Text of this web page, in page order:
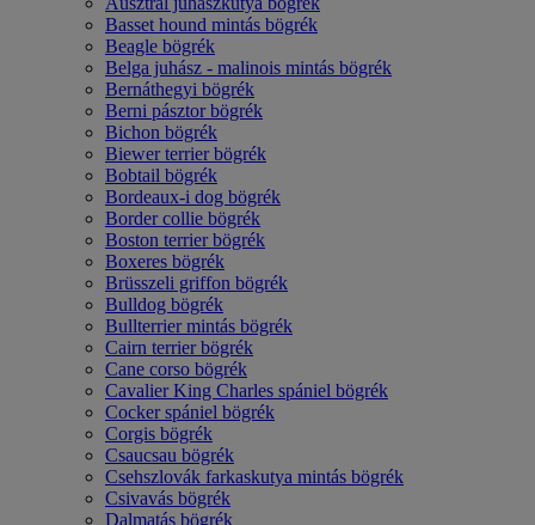
Basset hound mintás bögrék
Beagle bögrék
Belga juhász - malinois mintás bögrék
Bernáthegyi bögrék
Berni pásztor bögrék
Bichon bögrék
Biewer terrier bögrék
Bobtail bögrék
Bordeaux-i dog bögrék
Border collie bögrék
Boston terrier bögrék
Boxeres bögrék
Brüsszeli griffon bögrék
Bulldog bögrék
Bullterrier mintás bögrék
Cairn terrier bögrék
Cane corso bögrék
Cavalier King Charles spániel bögrék
Cocker spániel bögrék
Corgis bögrék
Csaucsau bögrék
Csehszlovák farkaskutya mintás bögrék
Csivavás bögrék
Dalmatás bögrék